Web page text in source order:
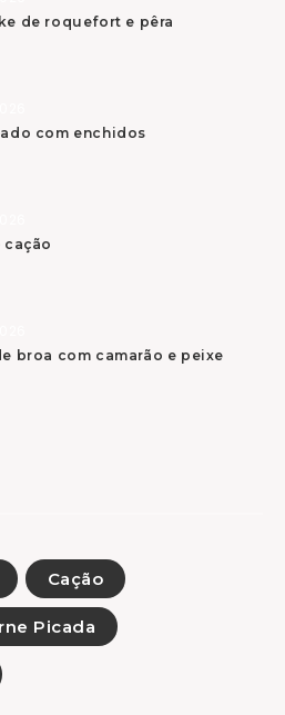
de roquefort e pêra
com enchidos
cação
broa com camarão e peixe
Cação
Picada